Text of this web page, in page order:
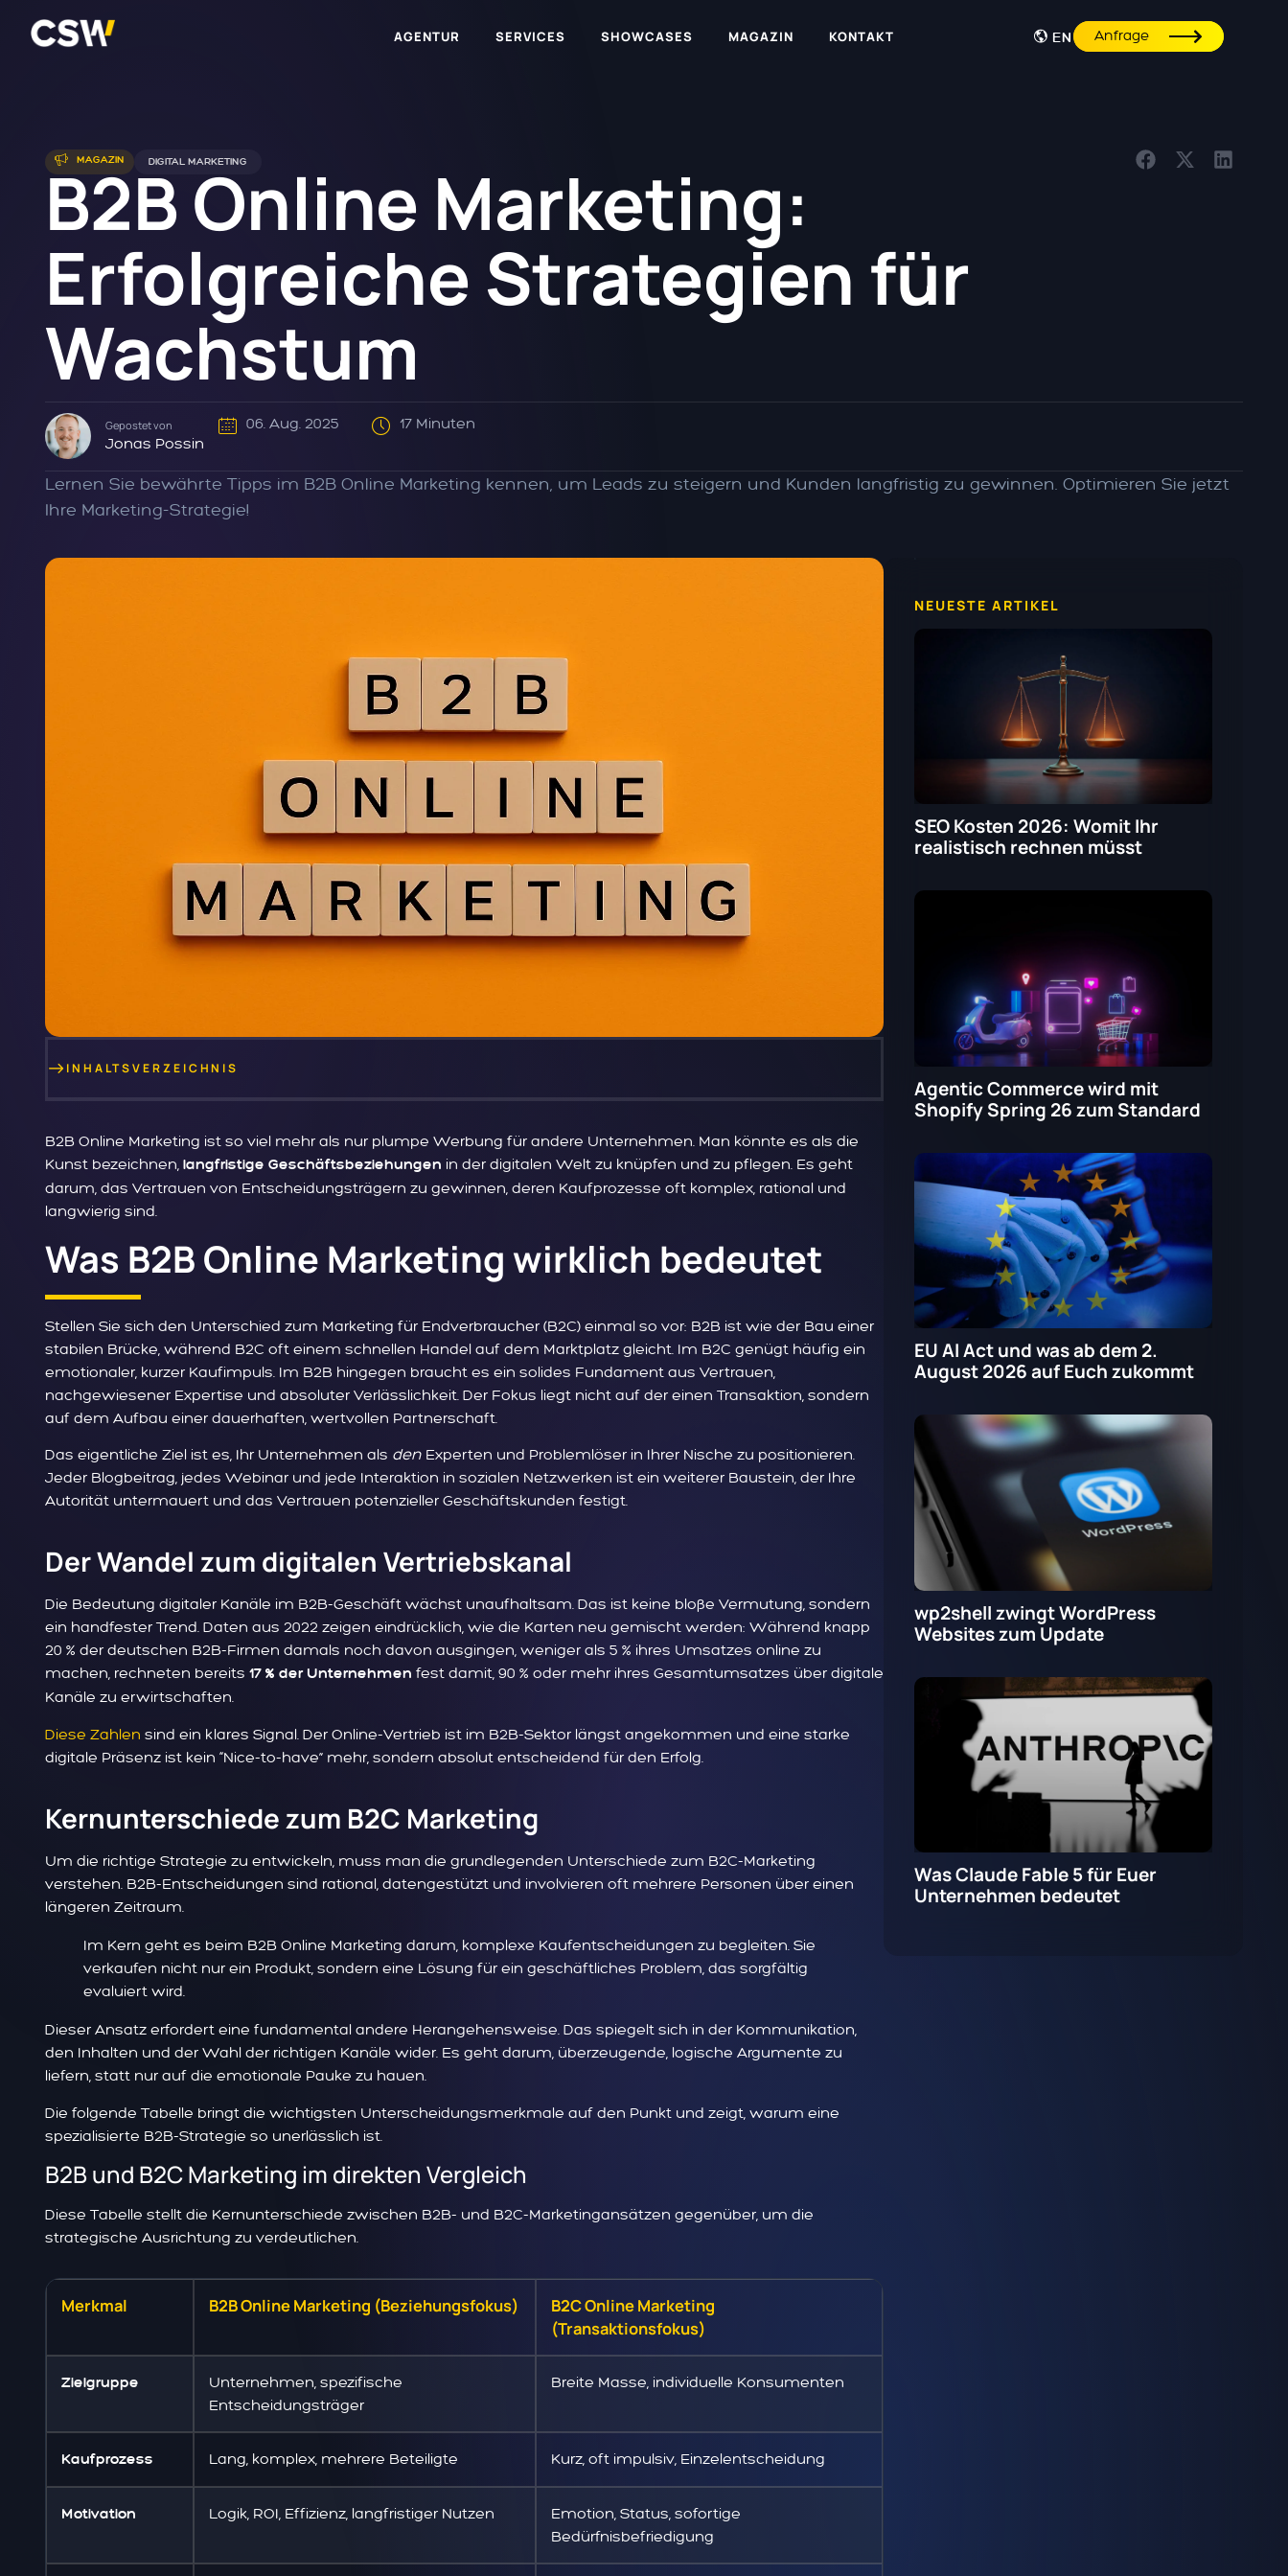
AGENTUR SERVICES SHOWCASES MAGAZIN KONTAKT EN Anfrage
MAGAZIN DIGITAL MARKETING
B2B Online Marketing:
Erfolgreiche Strategien für
Wachstum
Lernen Sie bewährte Tipps im B2B Online Marketing kennen, um Leads zu steigern und Kunden langfristig zu gewinnen. Optimieren Sie jetzt
Ihre Marketing-Strategie!
Gepostet von
Jonas Possin
06. Aug. 2025 17 Minuten
INHALTSVERZEICHNIS
B2B Online Marketing ist so viel mehr als nur plumpe Werbung für andere Unternehmen. Man könnte es als die
Kunst bezeichnen, langfristige Geschäftsbeziehungen in der digitalen Welt zu knüpfen und zu pflegen. Es geht
darum, das Vertrauen von Entscheidungsträgern zu gewinnen, deren Kaufprozesse oft komplex, rational und
langwierig sind.
Was B2B Online Marketing wirklich bedeutet
Stellen Sie sich den Unterschied zum Marketing für Endverbraucher (B2C) einmal so vor: B2B ist wie der Bau einer
stabilen Brücke, während B2C oft einem schnellen Handel auf dem Marktplatz gleicht. Im B2C genügt häufig ein
emotionaler, kurzer Kaufimpuls. Im B2B hingegen braucht es ein solides Fundament aus Vertrauen,
nachgewiesener Expertise und absoluter Verlässlichkeit. Der Fokus liegt nicht auf der einen Transaktion, sondern
auf dem Aufbau einer dauerhaften, wertvollen Partnerschaft.
Das eigentliche Ziel ist es, Ihr Unternehmen als den Experten und Problemlöser in Ihrer Nische zu positionieren.
Jeder Blogbeitrag, jedes Webinar und jede Interaktion in sozialen Netzwerken ist ein weiterer Baustein, der Ihre
Autorität untermauert und das Vertrauen potenzieller Geschäftskunden festigt.
Der Wandel zum digitalen Vertriebskanal
Die Bedeutung digitaler Kanäle im B2B-Geschäft wächst unaufhaltsam. Das ist keine bloße Vermutung, sondern
ein handfester Trend. Daten aus 2022 zeigen eindrücklich, wie die Karten neu gemischt werden: Während knapp
20 % der deutschen B2B-Firmen damals noch davon ausgingen, weniger als 5 % ihres Umsatzes online zu
machen, rechneten bereits 17 % der Unternehmen fest damit, 90 % oder mehr ihres Gesamtumsatzes über digitale
Kanäle zu erwirtschaften.
Diese Zahlen sind ein klares Signal. Der Online-Vertrieb ist im B2B-Sektor längst angekommen und eine starke
digitale Präsenz ist kein “Nice-to-have” mehr, sondern absolut entscheidend für den Erfolg.
Kernunterschiede zum B2C Marketing
Um die richtige Strategie zu entwickeln, muss man die grundlegenden Unterschiede zum B2C-Marketing
verstehen. B2B-Entscheidungen sind rational, datengestützt und involvieren oft mehrere Personen über einen
längeren Zeitraum.
Im Kern geht es beim B2B Online Marketing darum, komplexe Kaufentscheidungen zu begleiten. Sie
verkaufen nicht nur ein Produkt, sondern eine Lösung für ein geschäftliches Problem, das sorgfältig
evaluiert wird.
Dieser Ansatz erfordert eine fundamental andere Herangehensweise. Das spiegelt sich in der Kommunikation,
den Inhalten und der Wahl der richtigen Kanäle wider. Es geht darum, überzeugende, logische Argumente zu
liefern, statt nur auf die emotionale Pauke zu hauen.
Die folgende Tabelle bringt die wichtigsten Unterscheidungsmerkmale auf den Punkt und zeigt, warum eine
spezialisierte B2B-Strategie so unerlässlich ist.
B2B und B2C Marketing im direkten Vergleich
Diese Tabelle stellt die Kernunterschiede zwischen B2B- und B2C-Marketingansätzen gegenüber, um die
strategische Ausrichtung zu verdeutlichen.
Merkmal B2B Online Marketing (Beziehungsfokus)
B2C Online Marketing
(Transaktionsfokus)
Zielgruppe
Unternehmen, spezifische
Entscheidungsträger
Breite Masse, individuelle Konsumenten
Kaufprozess Lang, komplex, mehrere Beteiligte Kurz, oft impulsiv, Einzelentscheidung
Motivation Logik, ROI, Effizienz, langfristiger Nutzen
Emotion, Status, sofortige
Bedürfnisbefriedigung
NEUESTE ARTIKEL
SEO Kosten 2026: Womit Ihr
realistisch rechnen müsst
Agentic Commerce wird mit
Shopify Spring 26 zum Standard
EU AI Act und was ab dem 2.
August 2026 auf Euch zukommt
wp2shell zwingt WordPress
Websites zum Update
Was Claude Fable 5 für Euer
Unternehmen bedeutet